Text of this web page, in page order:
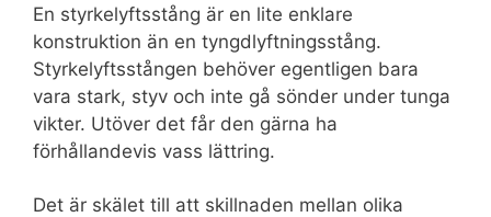
En styrkelyftsstång är en lite enklare
konstruktion än en tyngdlyftningsstång.
Styrkelyftsstången behöver egentligen bara
vara stark, styv och inte gå sönder under tunga
vikter. Utöver det får den gärna ha
förhållandevis vass lättring.
Det är skälet till att skillnaden mellan olika